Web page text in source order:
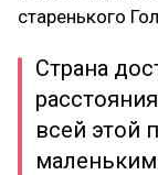
старенького
Страна
всей этой